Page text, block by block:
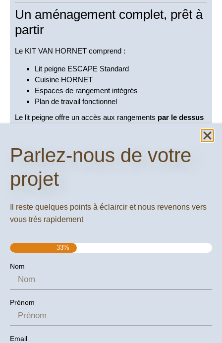
Un aménagement complet, prêt à
partir
Le KIT VAN HORNET comprend :
Lit peigne ESCAPE Standard
Cuisine HORNET
Espaces de rangement intégrés
Plan de travail fonctionnel
Le lit peigne offre un accès aux rangements par le dessus
La cuisine HORNET permet de cuisiner rapidement après
Une fabrication robuste, pensée
pour durer
de bouleau
excellentes performances dans l’aménagement de
véhicules :
Excellent rapport poids/rigidité
Parlez-nous de votre
projet
Il reste quelques points à éclaircir et nous revenons vers
vous très rapidement
33%
Nom
Prénom
Email